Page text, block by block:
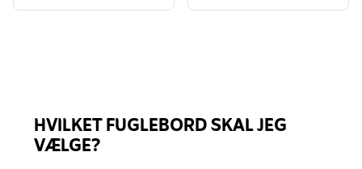
HVILKET FUGLEBORD SKAL JEG
VÆLGE?